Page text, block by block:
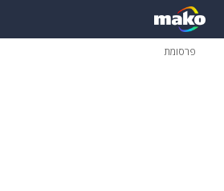
פרסומת